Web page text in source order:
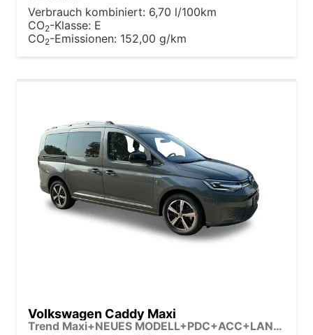
Verbrauch kombiniert: 6,70 l/100km
CO2-Klasse: E
CO2-Emissionen: 152,00 g/km
Volkswagen Caddy Maxi
Trend Maxi+NEUES MODELL+PDC+ACC+LANE ASSIST